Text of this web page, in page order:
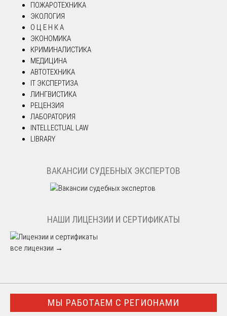
ПОЖАРОТЕХНИКА
ЭКОЛОГИЯ
О Ц Е Н К А
ЭКОНОМИКА
КРИМИНАЛИСТИКА
МЕДИЦИНА
АВТОТЕХНИКА
IT ЭКСПЕРТИЗА
ЛИНГВИСТИКА
РЕЦЕНЗИЯ
ЛАБОРАТОРИЯ
INTELLECTUAL LAW
LIBRARY
ВАКАНСИИ СУДЕБНЫХ ЭКСПЕРТОВ
НАШИ ЛИЦЕНЗИИ И СЕРТИФИКАТЫ
все лицензии →
МЫ РАБОТАЕМ С РЕГИОНАМИ